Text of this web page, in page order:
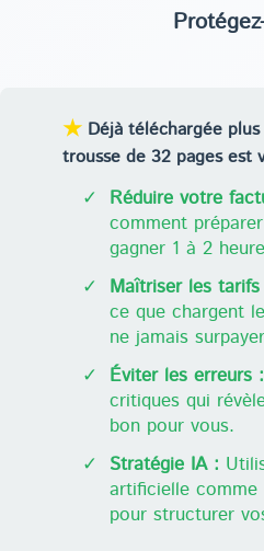
★ Déjà téléchargée
trousse de 32 pages est
✓ Réduire votre
comment
gagner 1 à 2
✓ Maîtriser les
ce que chargent
ne jamais
✓ Éviter les erreurs :
critiques qui
bon pour vous.
✓ Stratégie IA :
artificielle
pour structurer